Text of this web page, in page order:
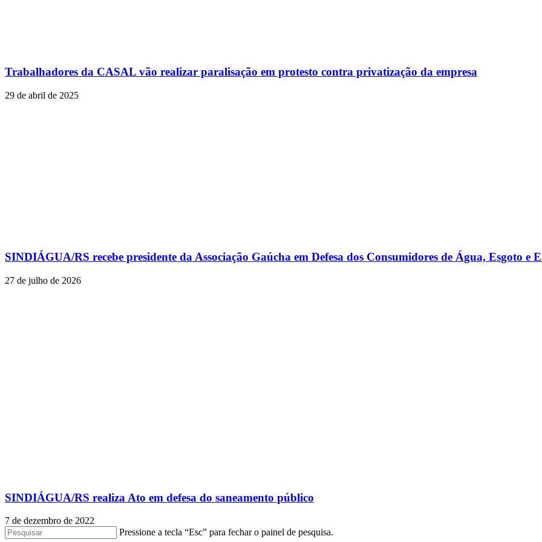
Trabalhadores da CASAL vão realizar paralisação em protesto contra privatização da empresa
29 de abril de 2025
SINDIÁGUA/RS recebe presidente da Associação Gaúcha em Defesa dos Consumidores de Água, Esgoto e
27 de julho de 2026
SINDIÁGUA/RS realiza Ato em defesa do saneamento público
7 de dezembro de 2022
Pressione a tecla “Esc” para fechar o painel de pesquisa.